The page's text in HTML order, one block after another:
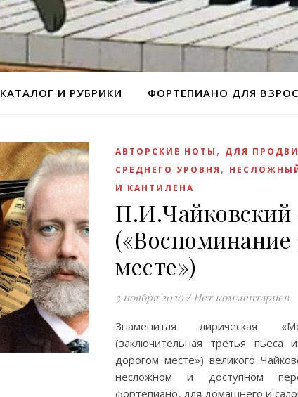
КАТАЛОГ И РУБРИКИ ФОРТЕПИАНО ДЛЯ
АВТОРСКИЕ НОТЫ , ДЛЯ
СРЕДНЕГО УРОВНЯ ,
И КАНТИЛЕНА
месте»)
3 ноября 2020 / Нет комментариев
Знаменитая лирическая
(заключительная третья пьеса
дорогом месте») великого
несложном и доступном
фортепиано, для домашнего и